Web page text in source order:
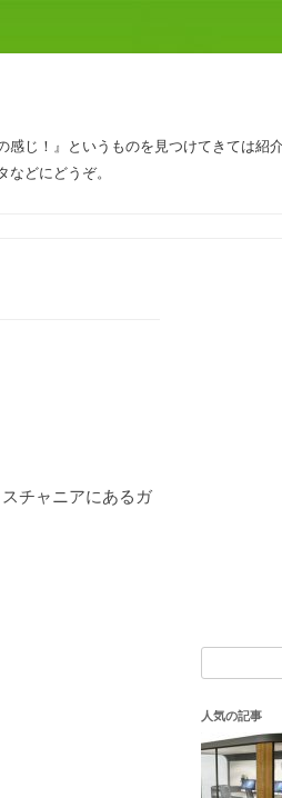
じ！』というものを見つけてきては紹
どにどうぞ。
チャニアにあるガ
人気の記事